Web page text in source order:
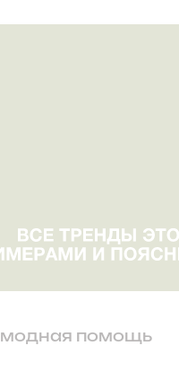
модная помощь